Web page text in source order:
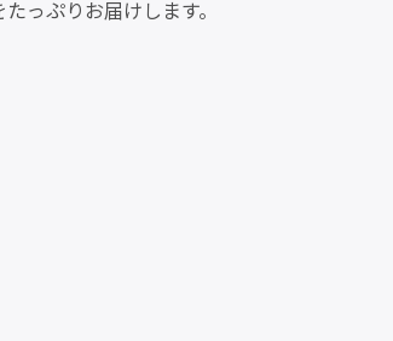
っぷりお届けします。